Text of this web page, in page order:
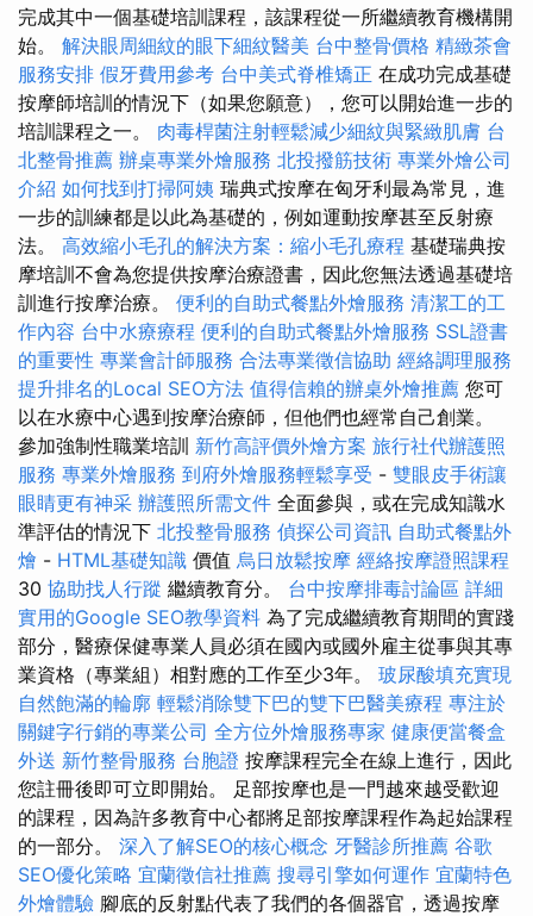
完成其中一個基礎培訓課程，該課程從一所繼續教育機構開
始。 解決眼周細紋的眼下細紋醫美 台中整骨價格 精緻茶會
服務安排 假牙費用參考 台中美式脊椎矯正 在成功完成基礎
按摩師培訓的情況下（如果您願意），您可以開始進一步的
培訓課程之一。 肉毒桿菌注射輕鬆減少細紋與緊緻肌膚 台
北整骨推薦 辦桌專業外燴服務 北投撥筋技術 專業外燴公司
介紹 如何找到打掃阿姨 瑞典式按摩在匈牙利最為常見，進
一步的訓練都是以此為基礎的，例如運動按摩甚至反射療
法。 高效縮小毛孔的解決方案：縮小毛孔療程 基礎瑞典按
摩培訓不會為您提供按摩治療證書，因此您無法透過基礎培
訓進行按摩治療。 便利的自助式餐點外燴服務 清潔工的工
作內容 台中水療療程 便利的自助式餐點外燴服務 SSL證書
的重要性 專業會計師服務 合法專業徵信協助 經絡調理服務
提升排名的Local SEO方法 值得信賴的辦桌外燴推薦 您可
以在水療中心遇到按摩治療師，但他們也經常自己創業。
參加強制性職業培訓 新竹高評價外燴方案 旅行社代辦護照
服務 專業外燴服務 到府外燴服務輕鬆享受 - 雙眼皮手術讓
眼睛更有神采 辦護照所需文件 全面參與，或在完成知識水
準評估的情況下 北投整骨服務 偵探公司資訊 自助式餐點外
燴 - HTML基礎知識 價值 烏日放鬆按摩 經絡按摩證照課程
30 協助找人行蹤 繼續教育分。 台中按摩排毒討論區 詳細
實用的Google SEO教學資料 為了完成繼續教育期間的實踐
部分，醫療保健專業人員必須在國內或國外雇主從事與其專
業資格（專業組）相對應的工作至少3年。 玻尿酸填充實現
自然飽滿的輪廓 輕鬆消除雙下巴的雙下巴醫美療程 專注於
關鍵字行銷的專業公司 全方位外燴服務專家 健康便當餐盒
外送 新竹整骨服務 台胞證 按摩課程完全在線上進行，因此
您註冊後即可立即開始。 足部按摩也是一門越來越受歡迎
的課程，因為許多教育中心都將足部按摩課程作為起始課程
的一部分。 深入了解SEO的核心概念 牙醫診所推薦 谷歌
SEO優化策略 宜蘭徵信社推薦 搜尋引擎如何運作 宜蘭特色
外燴體驗 腳底的反射點代表了我們的各個器官，透過按摩